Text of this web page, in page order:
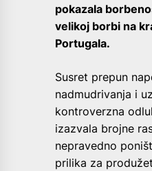
pokazala
velikoj borbi na
Portugala.
Susret prepun
nadmudrivanja i
kontroverzna
izazvala brojne
nepravedno
prilika za